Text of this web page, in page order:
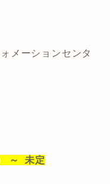
メーションセンタ
～ 未定